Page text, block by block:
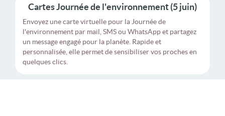
Cartes Journée de l'environnement (5 juin)
Envoyez une carte virtuelle pour la Journée de
l'environnement par mail, SMS ou WhatsApp et partagez
un message engagé pour la planète. Rapide et
personnalisée, elle permet de sensibiliser vos proches en
quelques clics.